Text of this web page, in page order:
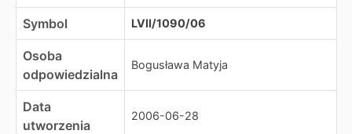
Symbol LVII/1090/06
Osoba
odpowiedzialna
Bogusława Matyja
Data
utworzenia
2006-06-28